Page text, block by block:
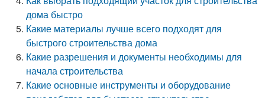
дома быстро
Какие материалы лучше всего подходят для
быстрого строительства дома
Какие разрешения и документы необходимы для
начала строительства
Какие основные инструменты и оборудование